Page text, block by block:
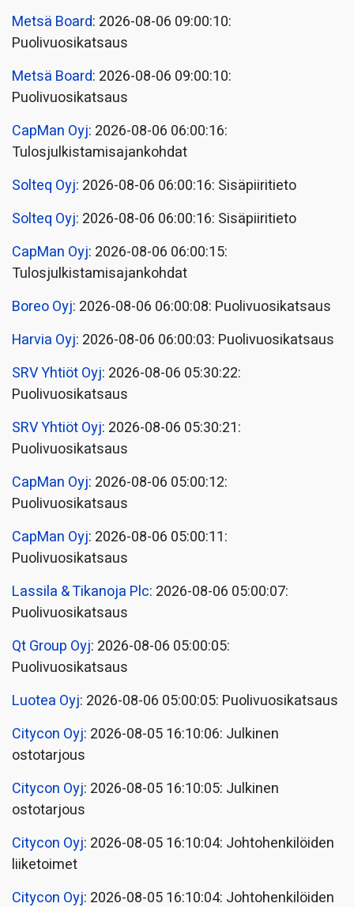
Metsä Board: 2026-08-06 09:00:10:
Puolivuosikatsaus
Metsä Board: 2026-08-06 09:00:10:
Puolivuosikatsaus
CapMan Oyj: 2026-08-06 06:00:16:
Tulosjulkistamisajankohdat
Solteq Oyj: 2026-08-06 06:00:16: Sisäpiiritieto
Solteq Oyj: 2026-08-06 06:00:16: Sisäpiiritieto
CapMan Oyj: 2026-08-06 06:00:15:
Tulosjulkistamisajankohdat
Boreo Oyj: 2026-08-06 06:00:08: Puolivuosikatsaus
Harvia Oyj: 2026-08-06 06:00:03: Puolivuosikatsaus
SRV Yhtiöt Oyj: 2026-08-06 05:30:22:
Puolivuosikatsaus
SRV Yhtiöt Oyj: 2026-08-06 05:30:21:
Puolivuosikatsaus
CapMan Oyj: 2026-08-06 05:00:12:
Puolivuosikatsaus
CapMan Oyj: 2026-08-06 05:00:11:
Puolivuosikatsaus
Lassila & Tikanoja Plc: 2026-08-06 05:00:07:
Puolivuosikatsaus
Qt Group Oyj: 2026-08-06 05:00:05:
Puolivuosikatsaus
Luotea Oyj: 2026-08-06 05:00:05: Puolivuosikatsaus
Citycon Oyj: 2026-08-05 16:10:06: Julkinen
ostotarjous
Citycon Oyj: 2026-08-05 16:10:05: Julkinen
ostotarjous
Citycon Oyj: 2026-08-05 16:10:04: Johtohenkilöiden
liiketoimet
Citycon Oyj: 2026-08-05 16:10:04: Johtohenkilöiden